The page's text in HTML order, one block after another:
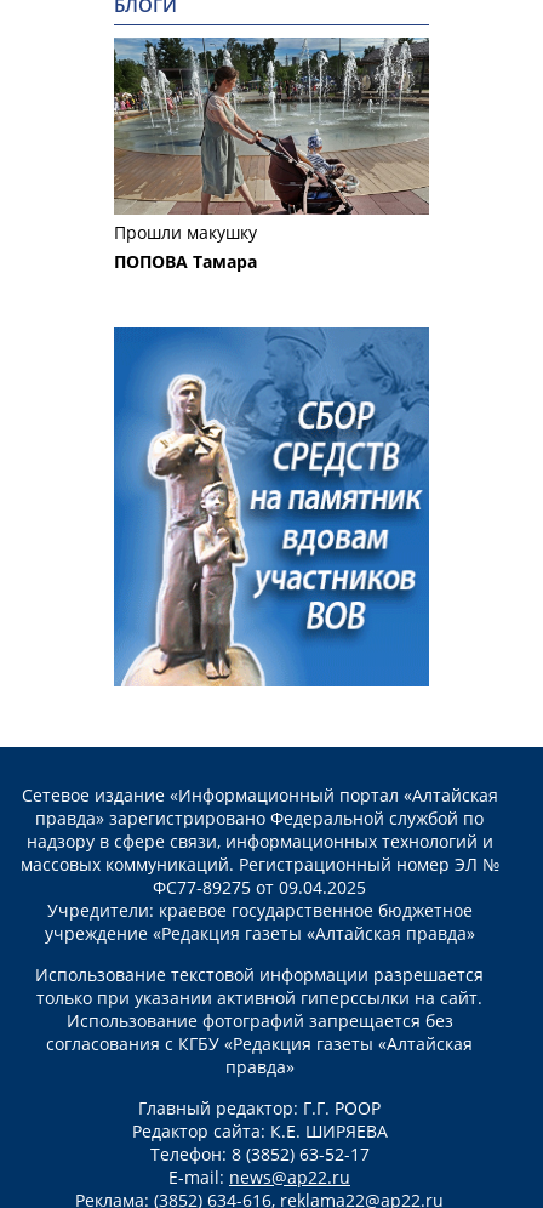
Прошли макушку
ПОПОВА Тамара
Сетевое издание «Информационный портал «Алтайская
правда» зарегистрировано Федеральной службой по
надзору в сфере связи, информационных технологий и
массовых коммуникаций. Регистрационный номер ЭЛ №
ФС77-89275 от 09.04.2025
Учредители: краевое государственное бюджетное
учреждение «Редакция газеты «Алтайская правда»
Использование текстовой информации разрешается
только при указании активной гиперссылки на сайт.
Использование фотографий запрещается без
согласования с КГБУ «Редакция газеты «Алтайская
правда»
Главный редактор: Г.Г. РООР
Редактор сайта: К.Е. ШИРЯЕВА
Телефон: 8 (3852) 63-52-17
E-mail: news@ap22.ru
Реклама: (3852) 634-616, reklama22@ap22.ru